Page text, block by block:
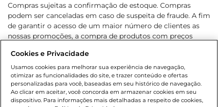
Compras sujeitas a confirmação de estoque. Compras
podem ser canceladas em caso de suspeita de fraude. A fim
de garantir o acesso de um maior número de clientes as
nossas promoções, a compra de produtos com preços
cliente. Os preços, ofertas e condições são exclusivos para
o e-commerce e válidos durante o dia de hoje, podendo
sofrer alterações sem prévia notificação. Proibida a venda
de bebidas alcoólicas para menores de 18 anos, conforme
Lei n.º 8069/90, art. 81, inciso II (Estatuto da Criança e do
Cookies e Privacidade
Usamos cookies para melhorar sua experiência de navegação,
otimizar as funcionalidades do site, e trazer conteúdo e ofertas
personalizadas para você, baseadas em seu histórico de navegação.
Ao clicar em aceitar, você concorda em armazenar cookies em seu
dispositivo. Para informações mais detalhadas a respeito de cookies,